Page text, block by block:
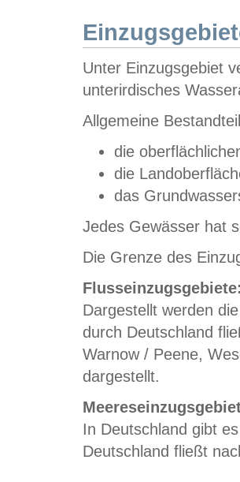
Unter Einzugsgebiet
unterirdisches
Allgemeine
die
die
das
Jedes Gewässer hat
Die Grenze des
Dargestellt werden
durch Deutschland
Warnow / Peene,
dargestellt.
In Deutschland gibt
Deutschland fließt